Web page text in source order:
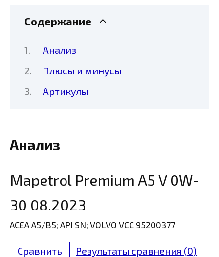
Содержание
Анализ
Плюсы и минусы
Артикулы
Анализ
Mapetrol Premium A5 V 0W-
30 08.2023
ACEA A5/B5; API SN; VOLVO VCC 95200377
Сравнить Результаты сравнения (0)